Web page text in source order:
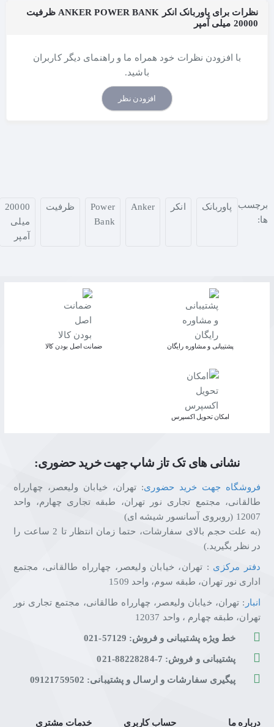
نظرات برای پاوربانک انکر ANKER POWER BANK ظرفیت
20000 میلی آمپر
با افزودن نظرات خود همراه ما و راهنمای دیگر کاربران
باشید.
افزودن نظر
برچسب
ها:
پاوربانک انکر Anker
Power
Bank
ظرفیت
20000
میلی
آمپر
پشتیبانی و مشاوره رایگان ﺿﻤﺎﻧﺖ اﺻﻞ ﺑﻮدن ﮐﺎﻟﺎ
اﻣﮑﺎن ﺗﺤﻮﯾﻞ اﮐﺴﭙﺮس
نشانی های تک تاز شاپ جهت خرید حضوری:
فروشگاه جهت خرید حضوری: تهران، خیابان ولیعصر، چهارراه
طالقانی، مجتمع تجاری نور تهران، طبقه تجاری چهارم، واحد
12007 (روبروی آسانسور شیشه ای)
(به علت حجم بالای سفارشات، حتما زمان انتظار تا 2 ساعت را
در نظر بگیرید.)
دفتر مرکزی : تهران، خیابان ولیعصر، چهارراه طالقانی، مجتمع
اداری نور تهران، طبقه سوم، واحد 1509
انبار : تهران، خیابان ولیعصر، چهارراه طالقانی، مجتمع تجاری نور
تهران، طبقه چهارم ، واحد 12037
خط ویژه پشتیبانی و فروش: 57129-021
پشتیبانی و فروش: 7-88228284-021
پیگیری سفارشات و ارسال و پشتیبانی: 09121759502
درباره ما حساب کاربری خدمات مشتری